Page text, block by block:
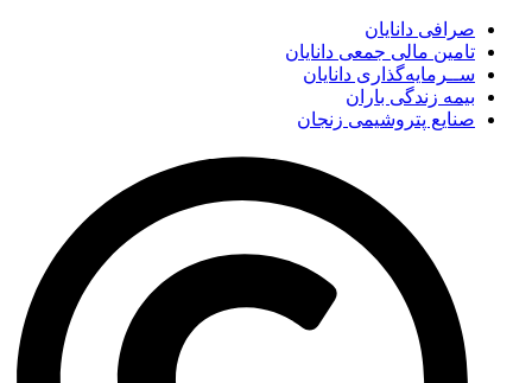
صرافی دانایان
تامین مالی جمعی دانایان
ســرمایه‌گذاری دانایان
بیمه زندگی باران
صنایع پتروشیمی زنجان